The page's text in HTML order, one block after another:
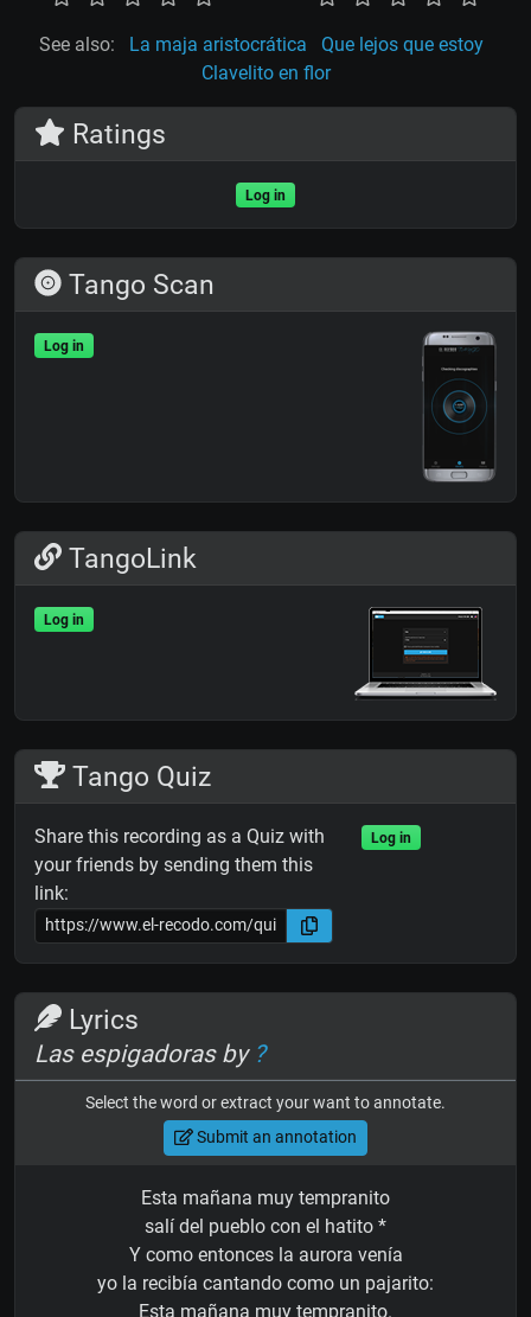
See also: La maja aristocrática
Que lejos que estoy
Clavelito en flor
Ratings
Log in
Tango Scan
Log in
TangoLink
Log in
Tango Quiz
Share this recording as a Quiz with
your friends by sending them this
link:
Log in
Lyrics
Las espigadoras by ?
Select the word or extract your want to annotate.
Submit an annotation
Esta mañana muy tempranito
salí del pueblo con el hatito *
Y como entonces la aurora venía
yo la recibía cantando como un pajarito:
Esta mañana muy tempranito.